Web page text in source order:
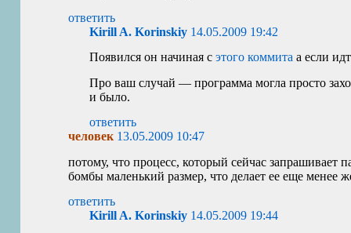
ответить
Kirill A. Korinskiy 14.05.2009 19:42
Появился он начиная сэтого коммита а если
Про ваш случай — программа могла просто
и было.
ответить
человек 13.05.2009 10:47
потому, что процесс, который сейчас запрашивает
бомбы маленький размер, что делает ее еще менее
ответить
Kirill A. Korinskiy 14.05.2009 19:44